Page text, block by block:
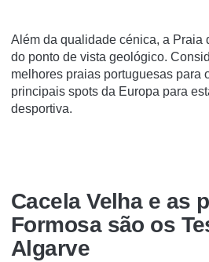
Além da qualidade cénica, a Praia
do ponto de vista geológico.
melhores praias portuguesas para
principais spots da Europa para
desportiva.
Cacela Velha e as
Formosa são os
Algarve